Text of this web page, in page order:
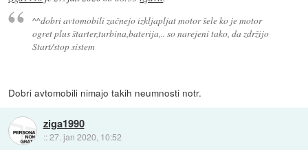
^^dobri avtomobili začnejo izkljapljat motor šele ko je motor
ogret plus štarter,turbina,baterija,.. so narejeni tako, da zdržijo
Start/stop sistem
Dobri avtomobili nimajo takih neumnosti notr.
ziga1990
::27. jan 2020, 10:52